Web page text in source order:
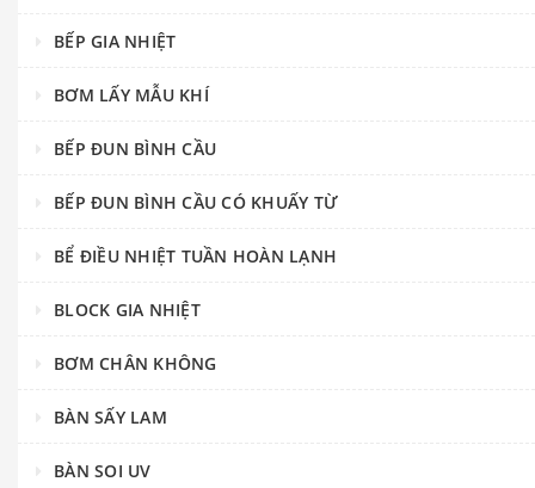
BẾP GIA NHIỆT
BƠM LẤY MẪU KHÍ
BẾP ĐUN BÌNH CẦU
BẾP ĐUN BÌNH CẦU CÓ KHUẤY TỪ
BỂ ĐIỀU NHIỆT TUẦN HOÀN LẠNH
BLOCK GIA NHIỆT
BƠM CHÂN KHÔNG
BÀN SẤY LAM
BÀN SOI UV